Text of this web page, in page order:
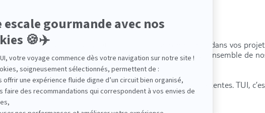
agence de voyage, vous êtes accueillis et accompagnés dans vos
En tant que professionnels du tourisme, nous mettons l’ensemble de
service pour un voyage répondant parfaitement à vos attentes. TUI,